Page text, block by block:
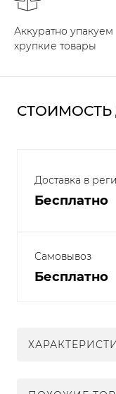
Аккуратно упакуем
хрупкие товары
СТОИМОСТЬ
Доставка в
Бесплатно
Самовывоз
Бесплатно